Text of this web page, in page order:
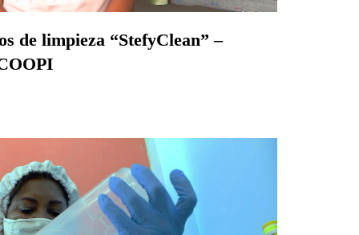
de limpieza “StefyClean” –